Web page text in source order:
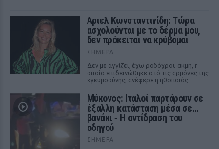
Αριελ Κωνσταντινίδη: Τώρα
ασχολούνται με το δέρμα μου,
δεν πρόκειται να κρύβομαι
ΣΉΜΕΡΑ
Δεν με αγγίζει, έχω ροδόχρου ακμή, η
οποία επιδεινώθηκε από τις ορμόνες της
εγκυμοσύνης, ανέφερε η ηθοποιός
Μύκονος: Ιταλοί παρτάρουν σε
έξαλλη κατάσταση μέσα σε...
βανάκι ‑ Η αντίδραση του
οδηγού
ΣΉΜΕΡΑ